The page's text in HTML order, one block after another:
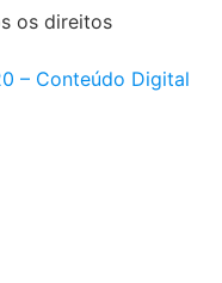
os direitos
– Conteúdo Digital